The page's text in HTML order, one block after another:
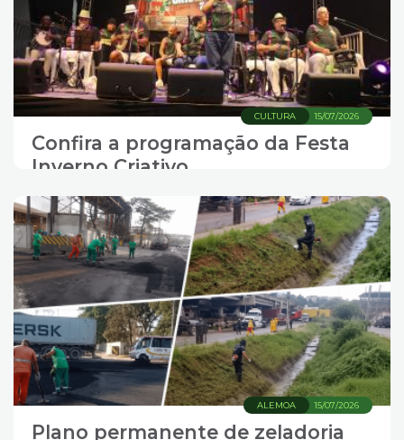
15/07/2026
CULTURA
Confira a programação da Festa
Inverno Criativo
15/07/2026
ALEMOA
Plano permanente de zeladoria